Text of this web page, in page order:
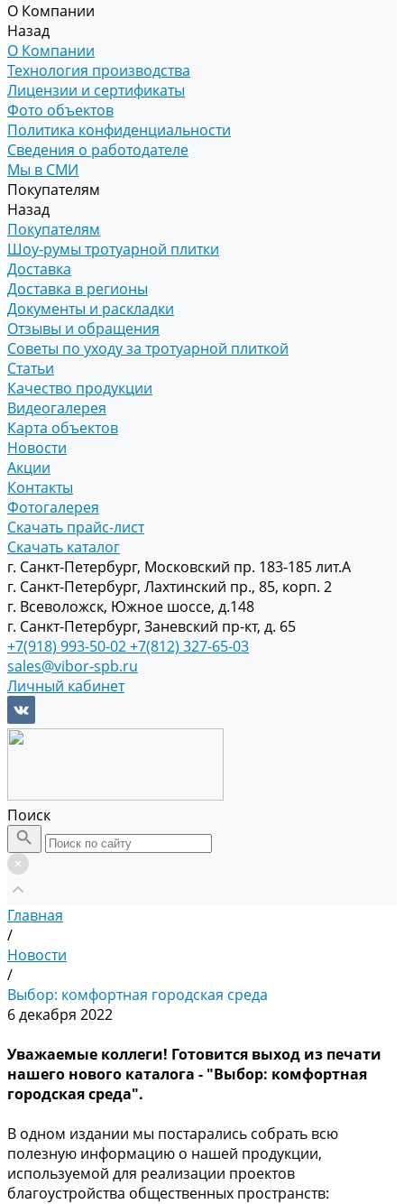
О Компании
Назад
О Компании
Технология производства
Лицензии и сертификаты
Фото объектов
Политика конфиденциальности
Сведения о работодателе
Мы в СМИ
Покупателям
Назад
Покупателям
Шоу-румы тротуарной плитки
Доставка
Доставка в регионы
Документы и раскладки
Отзывы и обращения
Советы по уходу за тротуарной плиткой
Статьи
Качество продукции
Видеогалерея
Карта объектов
Новости
Акции
Контакты
Фотогалерея
Скачать прайс-лист
Скачать каталог
г. Санкт-Петербург, Московский пр. 183-185 лит.А
г. Санкт-Петербург, Лахтинский пр., 85, корп. 2
г. Всеволожск, Южное шоссе, д.148
г. Санкт-Петербург, Заневский пр-кт, д. 65
+7(918) 993-50-02+7(812) 327-65-03
sales@vibor-spb.ru
Личный кабинет
Поиск
Главная
/
Новости
/
Выбор: комфортная городская среда
6 декабря 2022
Уважаемые коллеги! Готовится выход из печати
нашего нового каталога - "Выбор: комфортная
городская среда".
В одном издании мы постарались собрать всю
полезную информацию о нашей продукции,
используемой для реализации проектов
благоустройства общественных пространств: